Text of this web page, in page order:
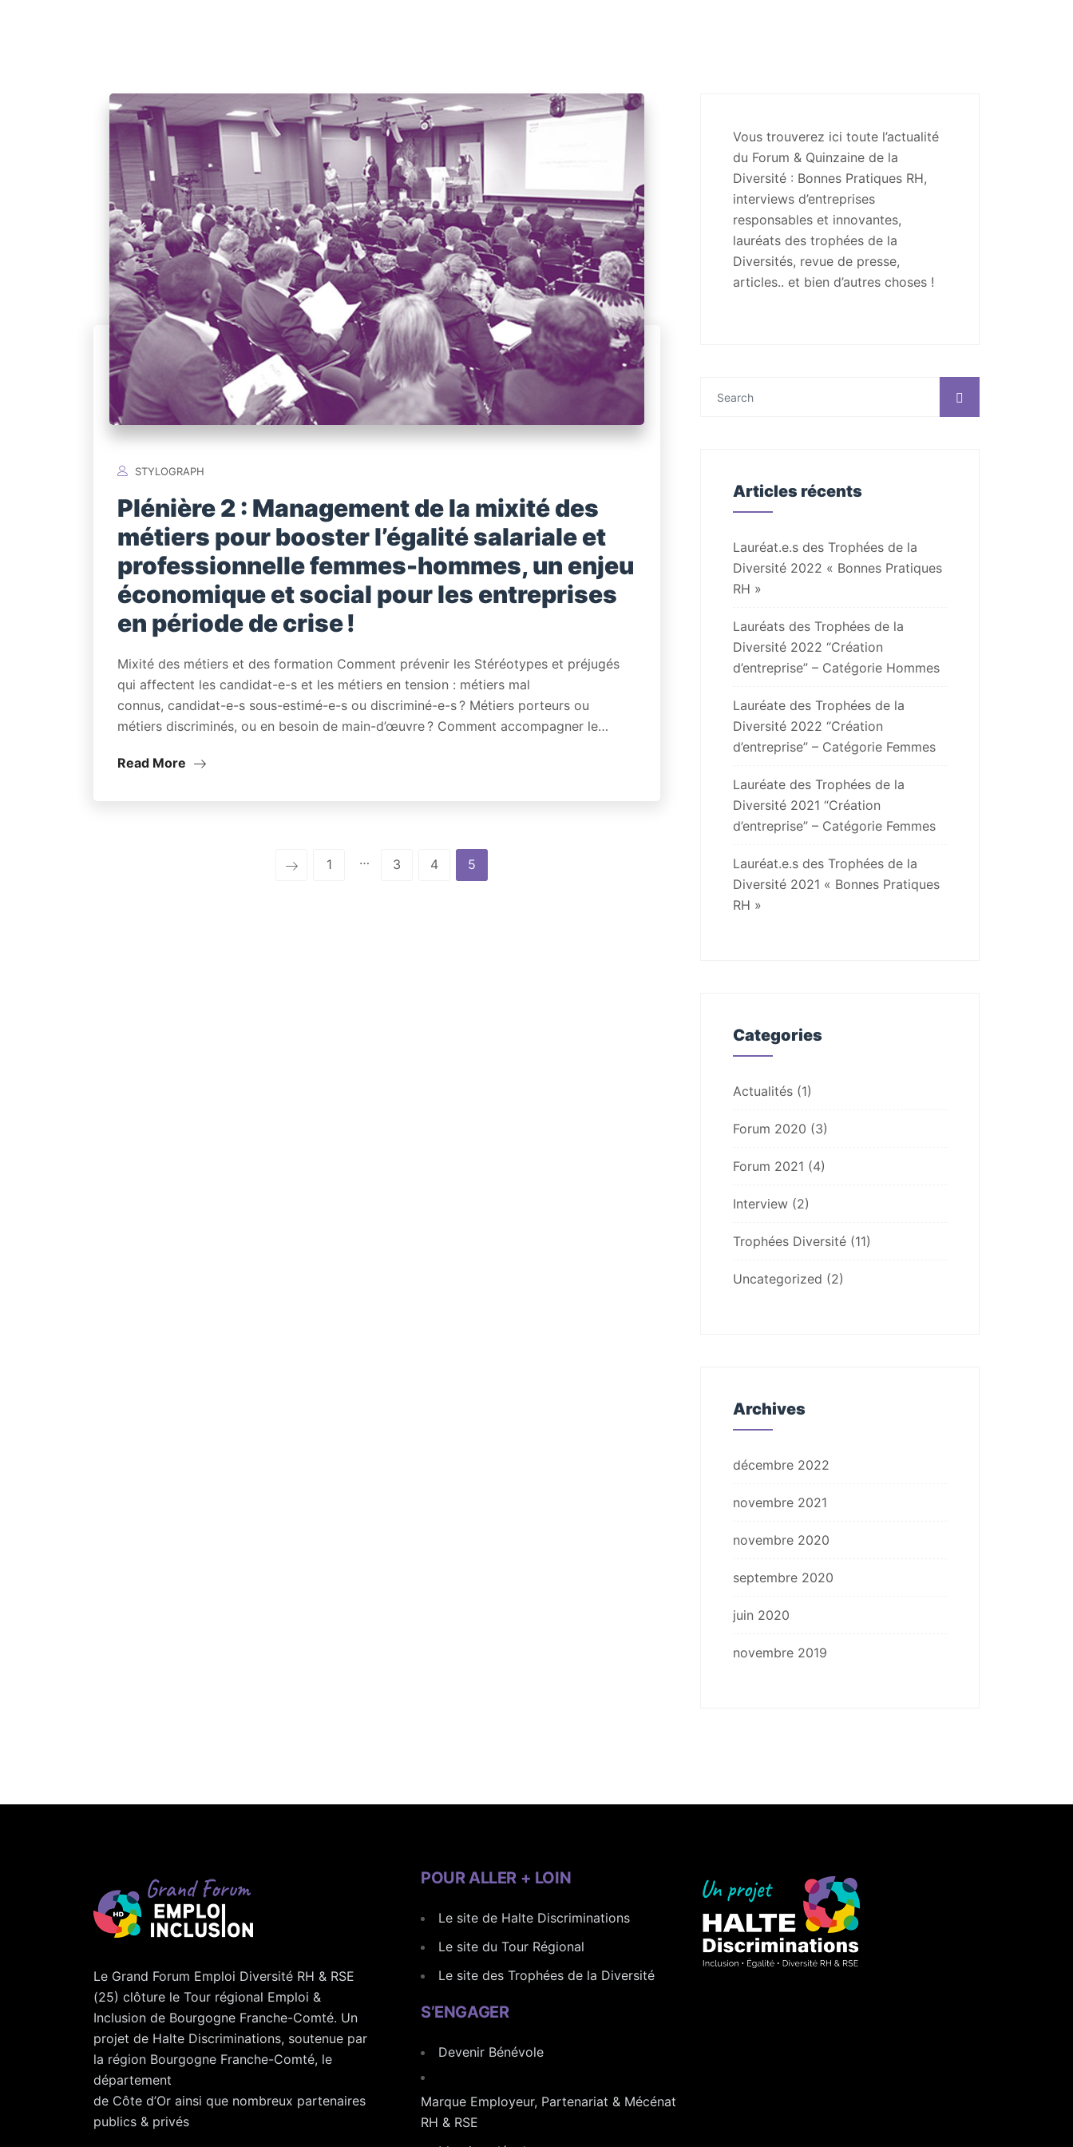
STYLOGRAPH
Plénière 2 : Management de la mixité des
métiers pour booster l’égalité salariale et
professionnelle femmes-hommes, un enjeu
économique et social pour les entreprises
en période de crise !
Mixité des métiers et des formation Comment prévenir les Stéréotypes et préjugés
qui affectent les candidat-e-s et les métiers en tension : métiers mal
connus, candidat-e-s sous-estimé-e-s ou discriminé-e-s ? Métiers porteurs ou
métiers discriminés, ou en besoin de main-d’œuvre ? Comment accompagner le…
Read More
1 … 3 4 5
Vous trouverez ici toute l’actualité
du Forum & Quinzaine de la
Diversité : Bonnes Pratiques RH,
interviews d’entreprises
responsables et innovantes,
lauréats des trophées de la
Diversités, revue de presse,
articles.. et bien d’autres choses !
Articles récents
Lauréat.e.s des Trophées de la
Diversité 2022 « Bonnes Pratiques
RH »
Lauréats des Trophées de la
Diversité 2022 “Création
d’entreprise” – Catégorie Hommes
Lauréate des Trophées de la
Diversité 2022 “Création
d’entreprise” – Catégorie Femmes
Lauréate des Trophées de la
Diversité 2021 “Création
d’entreprise” – Catégorie Femmes
Lauréat.e.s des Trophées de la
Diversité 2021 « Bonnes Pratiques
RH »
Categories
Actualités (1)
Forum 2020 (3)
Forum 2021 (4)
Interview (2)
Trophées Diversité (11)
Uncategorized (2)
Archives
décembre 2022
novembre 2021
novembre 2020
septembre 2020
juin 2020
novembre 2019
Le Grand Forum Emploi Diversité RH & RSE
(25) clôture le Tour régional Emploi &
Inclusion de Bourgogne Franche-Comté. Un
projet de Halte Discriminations, soutenue par
la région Bourgogne Franche-Comté, le
département
de Côte d’Or ainsi que nombreux partenaires
publics & privés
POUR ALLER + LOIN
Le site de Halte Discriminations
Le site du Tour Régional
Le site des Trophées de la Diversité
S’ENGAGER
Devenir Bénévole
Marque Employeur, Partenariat & Mécénat
RH & RSE